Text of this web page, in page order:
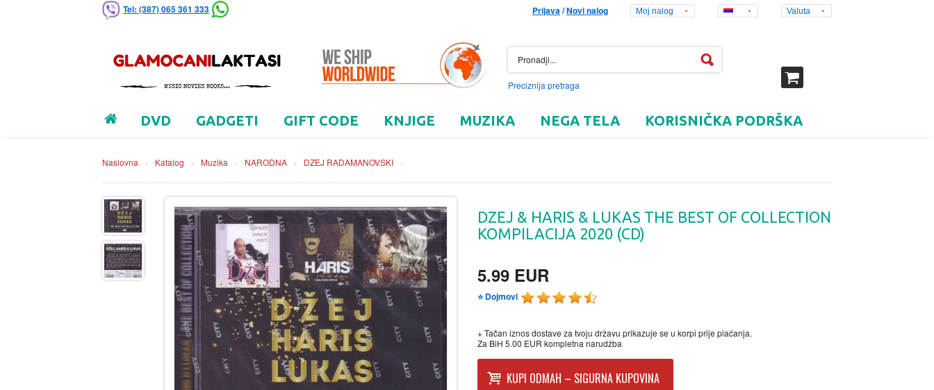
Tel: (387) 065 361 333 Prijava/Novi nalog Moj nalog Valuta
Preciznija pretraga
DVD GADGETI GIFT CODE KNJIGE MUZIKA NEGA TELA KORISNIČKA PODRŠKA
Naslovna › Katalog › Muzika › NARODNA › DZEJ RADAMANOVSKI ›
DZEJ & HARIS & LUKAS THE BEST OF COLLECTION
KOMPILACIJA 2020 (CD)
5.99 EUR
⭐ Dojmovi
+ Tačan iznos dostave za tvoju državu prikazuje se u korpi prije plaćanja.
Za BiH 5.00 EUR kompletna narudžba
KUPI ODMAH – SIGURNA KUPOVINA